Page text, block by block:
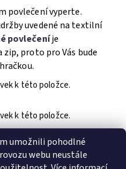
povlečení vyperte.
uvedené na textilní
povlečeníje
proto pro Vás bude
k této položce.
k této položce.
umožnili pohodlné
webu neustále